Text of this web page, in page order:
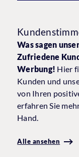
Was sagen
Zufriedene
Werbung! Hier
Kunden und
von Ihren
erfahren Sie
Hand.
Alle ansehen